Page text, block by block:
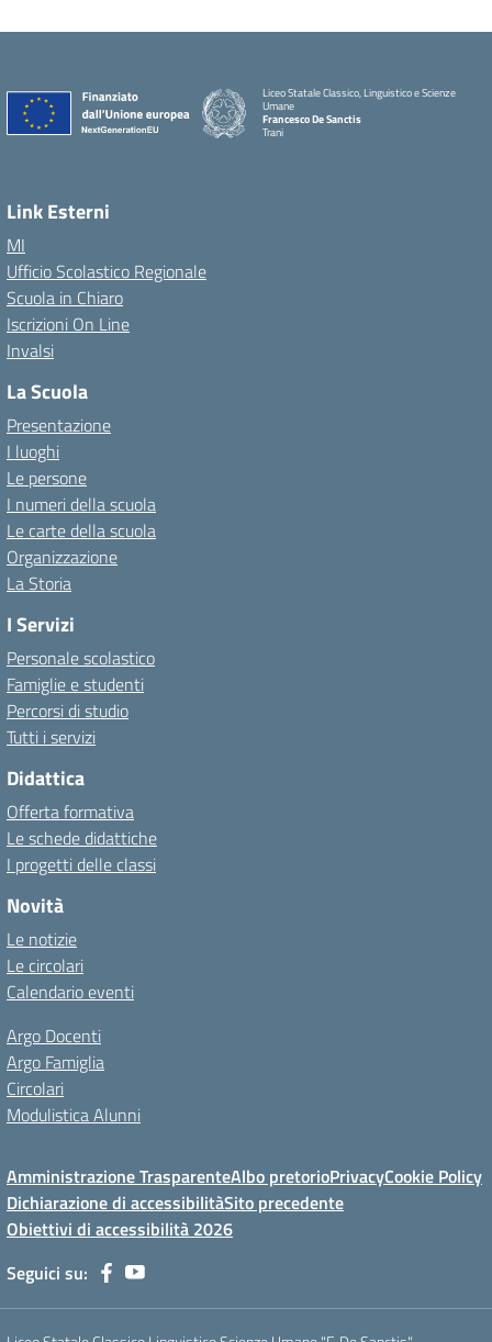
Liceo Statale Classico, Linguistico e Scienze
Umane
Francesco De Sanctis
Trani
Link Esterni
MI
Ufficio Scolastico Regionale
Scuola in Chiaro
Iscrizioni On Line
Invalsi
La Scuola
Presentazione
I luoghi
Le persone
I numeri della scuola
Le carte della scuola
Organizzazione
La Storia
I Servizi
Personale scolastico
Famiglie e studenti
Percorsi di studio
Tutti i servizi
Didattica
Offerta formativa
Le schede didattiche
I progetti delle classi
Novità
Le notizie
Le circolari
Calendario eventi
Argo Docenti
Argo Famiglia
Circolari
Modulistica Alunni
Amministrazione TrasparenteAlbo pretorioPrivacyCookie Policy
Dichiarazione di accessibilitàSito precedente
Obiettivi di accessibilità 2026
Seguici su: